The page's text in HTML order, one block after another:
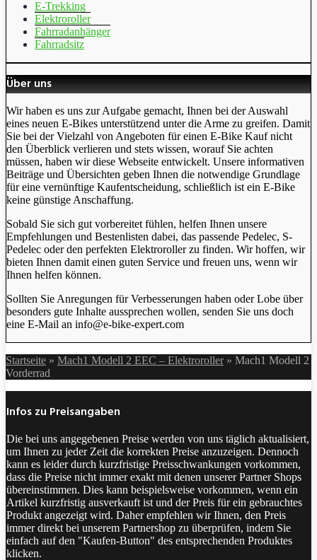
E-Trekking
Elektroroller
Fahrradanhänger
Fahrradsitz
Über uns
Wir haben es uns zur Aufgabe gemacht, Ihnen bei der Auswahl
eines neuen E-Bikes unterstützend unter die Arme zu greifen. Damit
Sie bei der Vielzahl von Angeboten für einen E-Bike Kauf nicht
den Überblick verlieren und stets wissen, worauf Sie achten
müssen, haben wir diese Webseite entwickelt. Unsere informativen
Beiträge und Übersichten geben Ihnen die notwendige Grundlage
für eine vernünftige Kaufentscheidung, schließlich ist ein E-Bike
keine günstige Anschaffung.
Sobald Sie sich gut vorbereitet fühlen, helfen Ihnen unsere
Empfehlungen und Bestenlisten dabei, das passende Pedelec, S-
Pedelec oder den perfekten Elektroroller zu finden. Wir hoffen, wir
bieten Ihnen damit einen guten Service und freuen uns, wenn wir
Ihnen helfen können.
Sollten Sie Anregungen für Verbesserungen haben oder Lobe über
besonders gute Inhalte aussprechen wollen, senden Sie uns doch
eine E-Mail an info@e-bike-expert.com
Startseite » Mach1 Modell 2 EEC – Elektroroller» Mach1 Modell 2
Vorderrad
Infos zu Preisangaben
Die bei uns angegebenen Preise werden von uns täglich aktualisiert,
um Ihnen zu jeder Zeit die korrekten Preise anzuzeigen. Dennoch
kann es leider durch kurzfristige Preisschwankungen vorkommen,
dass die Preise nicht immer exakt mit denen unserer Partner Shops
übereinstimmen. Dies kann beispielsweise vorkommen, wenn ein
Artikel kurzfristig ausverkauft ist und der Preis für ein gebrauchtes
Produkt angezeigt wird. Daher empfehlen wir Ihnen, den Preis
immer direkt bei unserem Partnershop zu überprüfen, indem Sie
einfach auf den "Kaufen-Button" des entsprechenden Produktes
klicken.